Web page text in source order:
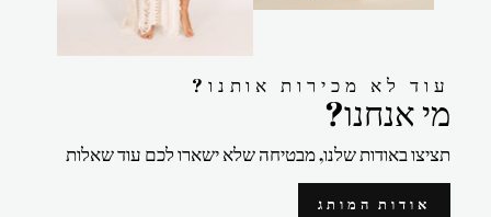
?עוד לא מכירות אותנו
?מי אנחנו
תציצו באודות שלנו, מבטיחה שלא ישארו לכם עוד שאלות
אודות המותג